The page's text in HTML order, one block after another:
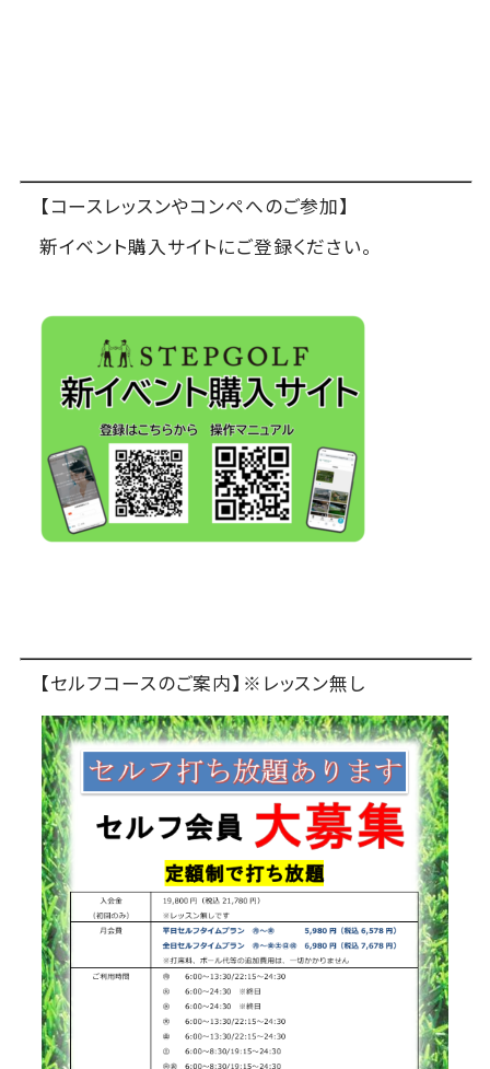
【コースレッスンやコンペへのご参加】
新イベント購入サイトにご登録ください。
【セルフコースのご案内】※レッスン無し